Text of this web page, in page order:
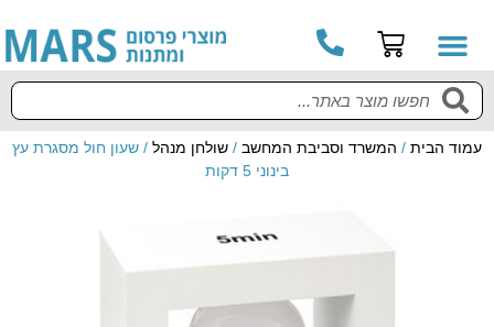
עמוד הבית / המשרד וסביבת המחשב / שולחן מנהל / שעון חול מסגרת עץ
בינוני 5 דקות